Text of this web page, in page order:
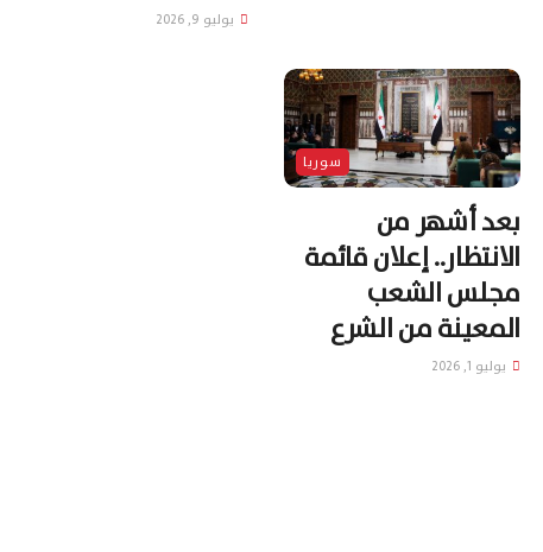
يوليو 9, 2026
سوريا
بعد أشهر من
الانتظار.. إعلان قائمة
مجلس الشعب
المعينة من الشرع
يوليو 1, 2026